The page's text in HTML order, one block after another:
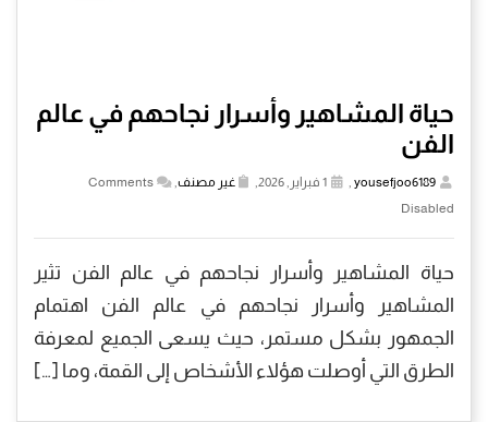
حياة المشاهير وأسرار نجاحهم في عالم
الفن
yousefjoo6189
, غير مصنف,
Comments
Disabled
حياة المشاهير وأسرار نجاحهم في عالم الفن تثير
المشاهير وأسرار نجاحهم في عالم الفن اهتمام
الجمهور بشكل مستمر، حيث يسعى الجميع لمعرفة
الطرق التي أوصلت هؤلاء الأشخاص إلى القمة، وما […]